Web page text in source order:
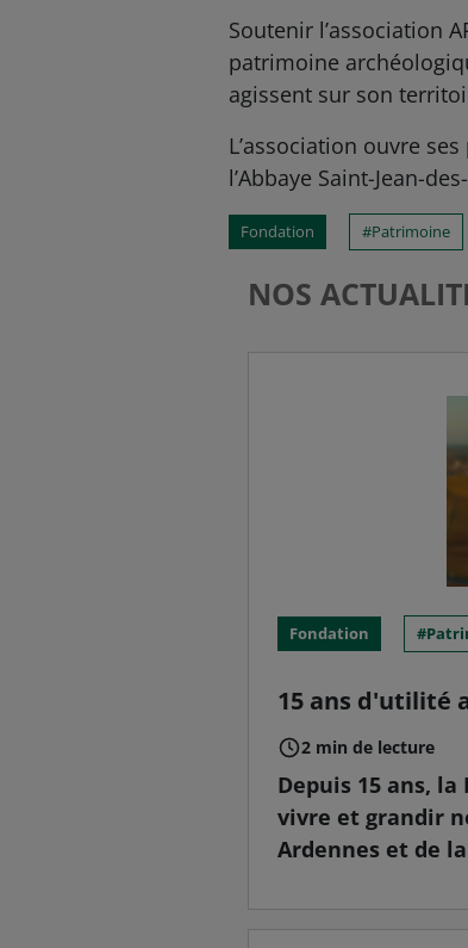
Soutenir l’association
patrimoine
agissent sur son
L’association ouvre
l’Abbaye Saint-Jean-
Fondation Patrimoine
NOS
Fondation
15 ans d'utilité
2 min de lecture
Depuis 15 ans,
vivre et grandir
Ardennes et de